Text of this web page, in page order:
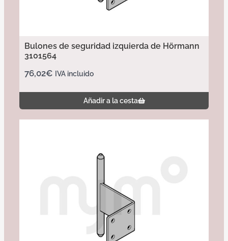
Bulones de seguridad izquierda de Hörmann
3101564
76,02€ IVA incluido
Añadir a la cesta